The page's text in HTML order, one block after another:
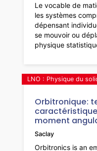
Le vocable de
les systèmes
dépensant
se mouvoir ou
physique
Orbitronique:
moment
LNO : Physique du
Saclay
Orbitronics is an